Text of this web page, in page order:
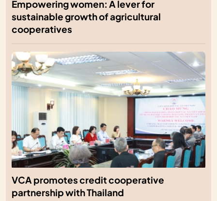
Empowering women: A lever for
sustainable growth of agricultural
cooperatives
VCA promotes credit cooperative
partnership with Thailand